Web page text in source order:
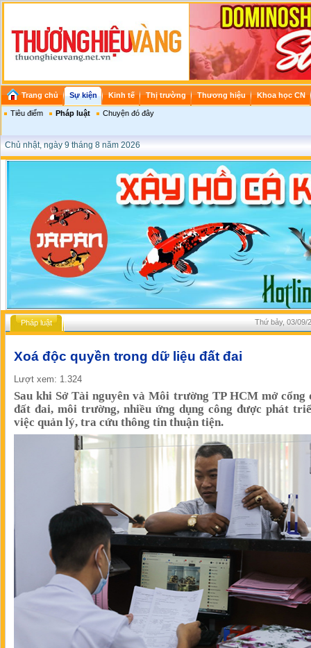
Trang chủ Sự kiện Kinh tế Thị trường Thương hiệu Khoa học CN
Tiêu điểm Pháp luật Chuyện đó đây
Chủ nhật, ngày 9 tháng 8 năm 2026
Pháp luật Thứ bảy, 03/09/
Xoá độc quyền trong dữ liệu đất đai
Lượt xem: 1.324
Sau khi Sở Tài nguyên và Môi trường TP HCM mở cổng
đất đai, môi trường, nhiều ứng dụng công được phát
việc quản lý, tra cứu thông tin thuận tiện.